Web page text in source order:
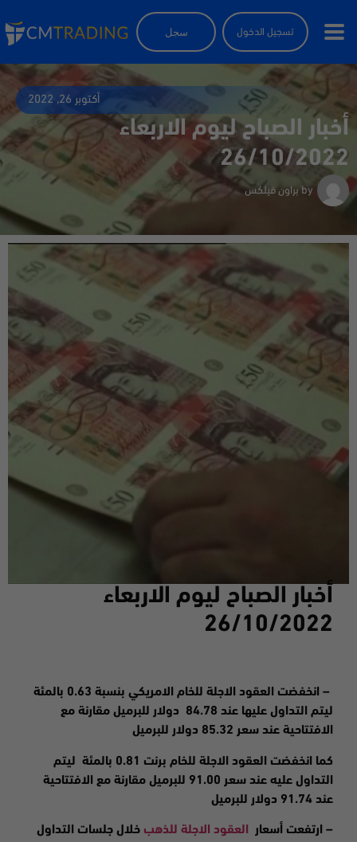
تسجيل الدخول سجل
أكتوبر 26, 2022
أخبار الصباح ليوم الاربعاء
26/10/2022
by براون فيلكس
أخبار الصباح ليوم الاربعاء
26/10/2022
– انخفضت
العقود الاجلة للخام الامريكي بنسبة 0.63 بالمئة
ليتم التداول عليها عند 84.78 دولار للبرميل مقارنة مع
الافتتاحية عند سعر 85.32 دولار للبرميل
كما انخفضت العقود الاجلة للخام برنت 0.81 بالمئة ليتم
التداول عليه عند سعر 91.00 للبرميل مقارنة مع الافتتاحية
عند 91.74 دولار للبرميل
– ارتفعت أسعار العقود الاجلة للذهب خلال جلسات التداول